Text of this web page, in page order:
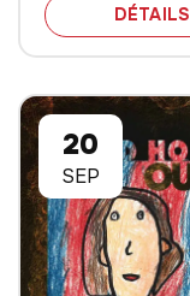
DÉTAILS
20
SEP